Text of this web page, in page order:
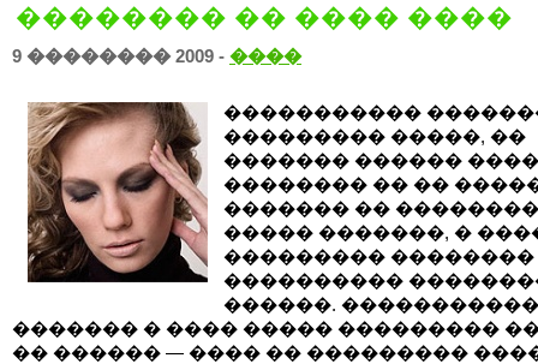
�������� �� ���� ����
9 �������� 2009 - ����
�����������
��������� �����, ��
������� ������
�������� �� ��
������� ��
����� �������, �
��������� ��������
����������
������. �����������
������� � ���� ����� ���������
�� ������ — ���� �� ���������